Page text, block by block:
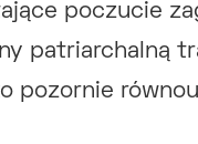
poczucie
patriarchalną
pozornie